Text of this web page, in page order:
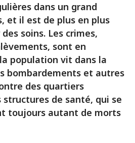
dans un grand
et il est de plus en plus
soins. Les crimes,
sont en
population vit dans la
bombardements et autres
des quartiers
de santé, qui se
toujours autant de morts